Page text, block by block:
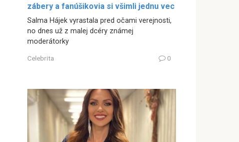
zábery a fanúšikovia si všimli jednu vec
Salma Hájek vyrastala pred očami verejnosti,
no dnes už z malej dcéry známej
moderátorky
Celebrita 0